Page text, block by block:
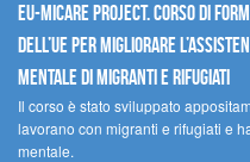
EU-MiCare Project. Corso di
dell’UE per migliorare
mentale di migranti e rifugiati
Il corso è stato sviluppato
lavorano con migranti e rifugiati e
mentale.